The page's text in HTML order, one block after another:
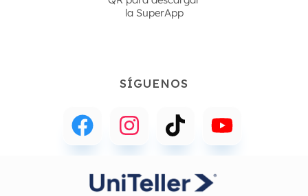
la SuperApp
SÍGUENOS